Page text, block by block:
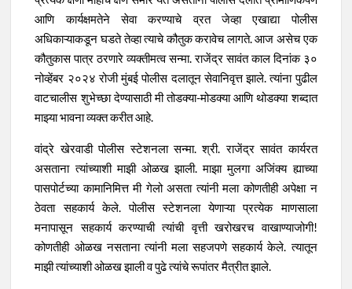
आणि कार्यक्षमतेने सेवा करण्याचे व्रत जेव्हा एखाद्या पोलीस
अधिकाऱ्याकडून घडते तेव्हा त्याचे कौतुक करावेच लागते. आज असेच एक
कौतुकास पात्र ठरणारे व्यक्तीमत्व सन्मा. राजेंद्र सावंत काल दिनांक ३०
नोव्हेंबर २०२४ रोजी मुंबई पोलीस दलातून सेवानिवृत्त झाले. त्यांना पुढील
वाटचालीस शुभेच्छा देण्यासाठी मी तोडक्या-मोडक्या आणि थोडक्या शब्दात
माझ्या भावना व्यक्त करीत आहे.
वांद्रे खेरवाडी पोलीस स्टेशनला सन्मा. श्री. राजेंद्र सावंत कार्यरत
असताना त्यांच्याशी माझी ओळख झाली. माझा मुलगा अजिंक्य ह्याच्या
पासपोर्टच्या कामानिमित्त मी गेलो असता त्यांनी मला कोणतीही अपेक्षा न
ठेवता सहकार्य केले. पोलीस स्टेशनला येणाऱ्या प्रत्येक माणसाला
मनापासून सहकार्य करण्याची त्यांची वृत्ती खरोखरच वाखाण्याजोगी!
कोणतीही ओळख नसताना त्यांनी मला सहजपणे सहकार्य केले. त्यातून
माझी त्यांच्याशी ओळख झाली व पुढे त्यांचे रूपांतर मैत्रीत झाले.